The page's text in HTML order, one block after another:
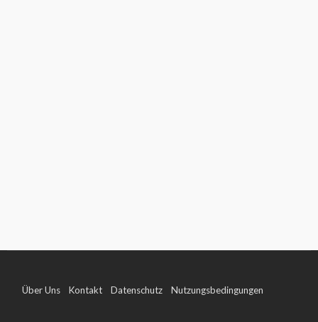
Über Uns Kontakt Datenschutz Nutzungsbedingungen